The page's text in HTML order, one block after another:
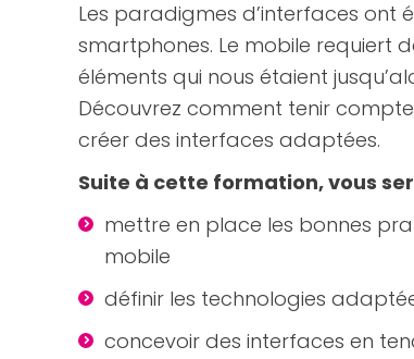
Les paradigmes d’interfaces ont
smartphones. Le mobile requiert
éléments qui nous étaient
Découvrez comment tenir
créer des interfaces adaptées.
Suite à cette formation, vous
mettre en place les bonnes
mobile
définir les technologies
concevoir des interfaces en